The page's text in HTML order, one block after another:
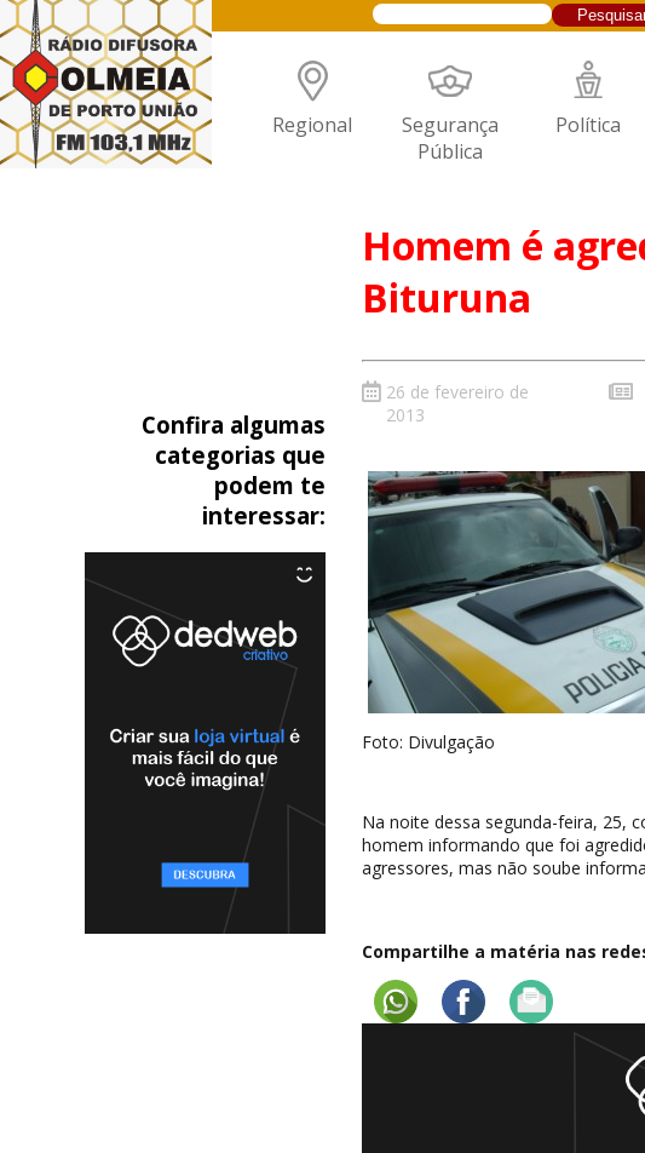
Regional Segurança
Pública
Política
Homem é
Bituruna
Confira algumas
categorias que
podem te
interessar:
26 de fevereiro de
2013
Foto: Divulgação
Na noite dessa segunda-feira, 25,
homem informando que foi
agressores, mas não soube
Compartilhe a matéria nas